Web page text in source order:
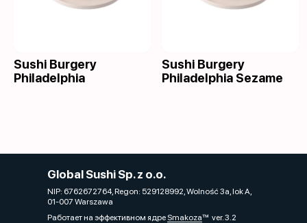
Sushi Burgery
Philadelphia
Sushi Burgery
Philadelphia Sezame
Global Sushi Sp. z o.o.
NIP: 6762672764, Regon: 529128992, Wolność 3a, lok A,
01-007 Warszawa
Работает на эффективном ядре Smakozaver. 3.2